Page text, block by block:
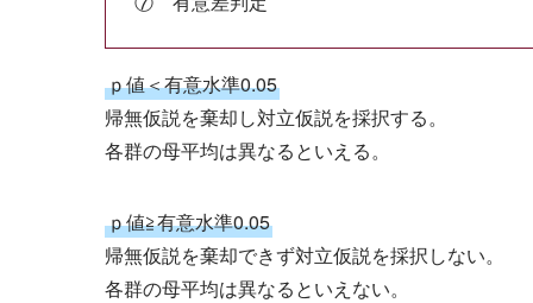
ｐ値＜有意水準0.05
帰無仮説を棄却し対立仮説を採択する。
各群の母平均は異なるといえる。
ｐ値≧有意水準0.05
帰無仮説を棄却できず対立仮説を採択しない。
各群の母平均は異なるといえない。